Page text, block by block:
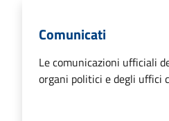
Comunicati
Le comunicazioni ufficiali
organi politici e degli uffici